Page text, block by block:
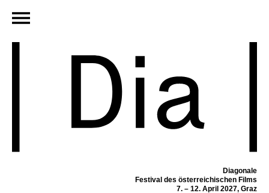
Diagonale
Festival des österreichischen Films
7. – 12. April 2027, Graz